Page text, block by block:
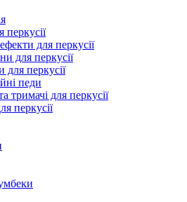
перкусії
для перкусії
для перкусії
для перкусії
педи
тримачі для перкусії
перкусії